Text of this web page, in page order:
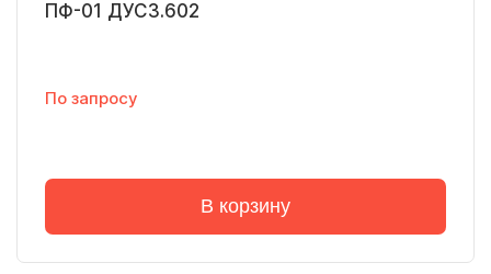
ПФ-01 ДУС3.602
По запросу
В корзину